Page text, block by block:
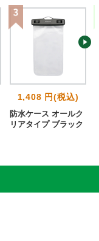
1,408 円(税込)
防水ケース オールク
リアタイプ ブラック